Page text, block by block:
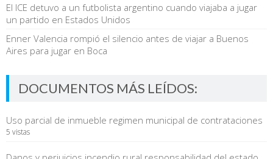
El ICE detuvo a un futbolista argentino cuando viajaba a jugar
un partido en Estados Unidos
Enner Valencia rompió el silencio antes de viajar a Buenos
Aires para jugar en Boca
DOCUMENTOS MÁS LEÍDOS:
Uso parcial de inmueble regimen municipal de contrataciones
5 vistas